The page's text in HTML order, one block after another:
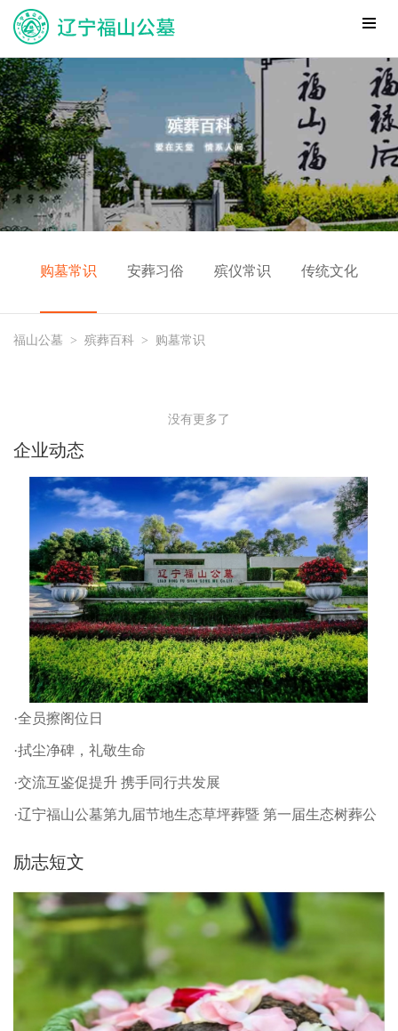
购墓常识 安葬习俗 殡仪常识 传统文化
福山公墓 > 殡葬百科 > 购墓常识
没有更多了
企业动态
·全员擦阁位日
·拭尘净碑，礼敬生命
·交流互鉴促提升 携手同行共发展
·辽宁福山公墓第九届节地生态草坪葬暨 第一届生态树葬公
励志短文